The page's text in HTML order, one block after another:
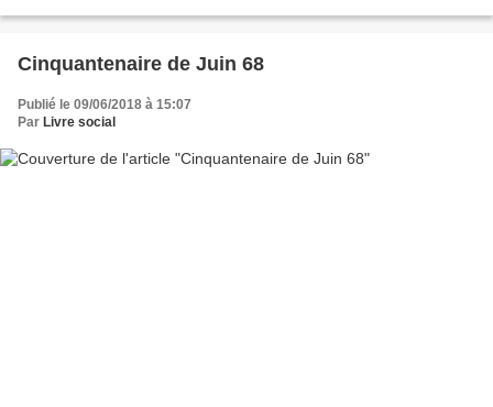
Cinquantenaire de Juin 68
Publié le 09/06/2018 à 15:07
Par Livre social